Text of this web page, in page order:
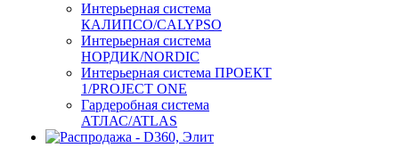
Интерьерная система
КАЛИПСО/CALYPSO
Интерьерная система
НОРДИК/NORDIC
Интерьерная система ПРОЕКТ
1/PROJECT ONE
Гардеробная система
АТЛАС/ATLAS